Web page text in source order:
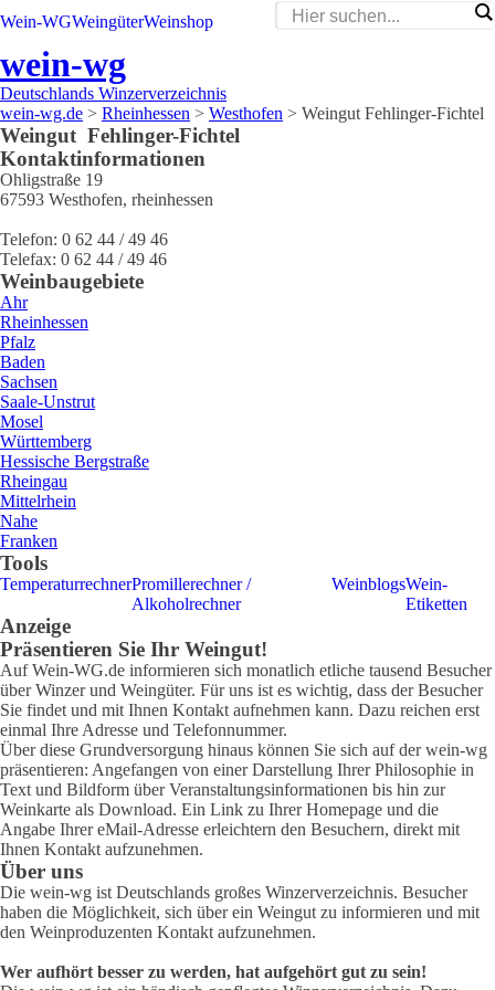
Wein-WGWeingüterWeinshop
wein-wg
Deutschlands Winzerverzeichnis
wein-wg.de > Rheinhessen > Westhofen > Weingut Fehlinger-Fichtel
Weingut Fehlinger-Fichtel
Kontaktinformationen
Ohligstraße 19
67593 Westhofen, rheinhessen
Telefon: 0 62 44 / 49 46
Telefax: 0 62 44 / 49 46
Weinbaugebiete
Ahr
Rheinhessen
Pfalz
Baden
Sachsen
Saale-Unstrut
Mosel
Württemberg
Hessische Bergstraße
Rheingau
Mittelrhein
Nahe
Franken
Tools
TemperaturrechnerPromillerechner /
Alkoholrechner
WeinblogsWein-
Etiketten
Anzeige
Präsentieren Sie Ihr Weingut!
Auf Wein-WG.de informieren sich monatlich etliche tausend Besucher
über Winzer und Weingüter. Für uns ist es wichtig, dass der Besucher
Sie findet und mit Ihnen Kontakt aufnehmen kann. Dazu reichen erst
einmal Ihre Adresse und Telefonnummer.
Über diese Grundversorgung hinaus können Sie sich auf der wein-wg
präsentieren: Angefangen von einer Darstellung Ihrer Philosophie in
Text und Bildform über Veranstaltungsinformationen bis hin zur
Weinkarte als Download. Ein Link zu Ihrer Homepage und die
Angabe Ihrer eMail-Adresse erleichtern den Besuchern, direkt mit
Ihnen Kontakt aufzunehmen.
Über uns
Die wein-wg ist Deutschlands großes Winzerverzeichnis. Besucher
haben die Möglichkeit, sich über ein Weingut zu informieren und mit
den Weinproduzenten Kontakt aufzunehmen.
Wer aufhört besser zu werden, hat aufgehört gut zu sein!